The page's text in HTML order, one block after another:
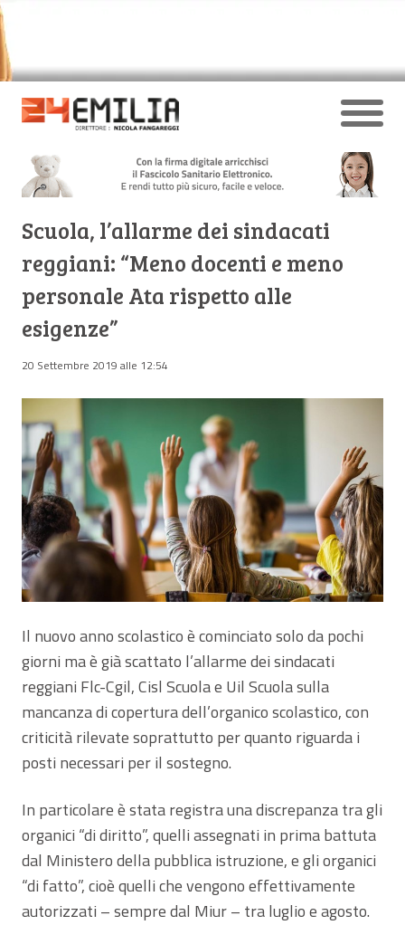
Scuola, l’allarme dei sindacati
reggiani: “Meno docenti e meno
personale Ata rispetto alle
esigenze”
20 Settembre 2019 alle 12:54
Il nuovo anno scolastico è cominciato solo da pochi
giorni ma è già scattato l’allarme dei sindacati
reggiani Flc-Cgil, Cisl Scuola e Uil Scuola sulla
mancanza di copertura dell’organico scolastico, con
criticità rilevate soprattutto per quanto riguarda i
posti necessari per il sostegno.
In particolare è stata registra una discrepanza tra gli
organici “di diritto”, quelli assegnati in prima battuta
dal Ministero della pubblica istruzione, e gli organici
“di fatto”, cioè quelli che vengono effettivamente
autorizzati – sempre dal Miur – tra luglio e agosto.